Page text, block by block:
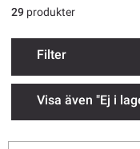
Här hittar du alla
Filter
Visa även "Ej i
29 produkter